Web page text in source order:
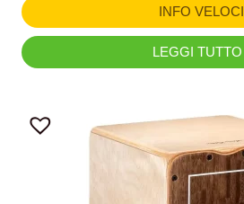
INFO VELOCI
LEGGI TUTTO